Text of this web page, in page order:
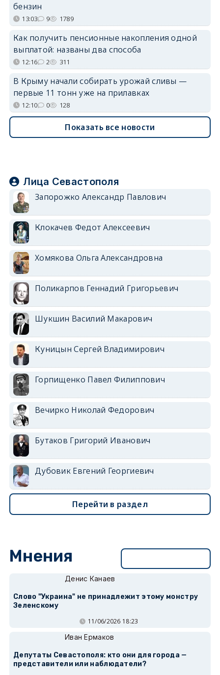
бензин
13:03 9 1789
Как получить пенсионные накопления одной
выплатой: названы два способа
12:16 2 311
В Крыму начали собирать урожай сливы —
первые 11 тонн уже на прилавках
12:10 0 128
Показать все новости
Лица Севастополя
Запорожко Александр Павлович
Клокачев Федот Алексеевич
Хомякова Ольга Александровна
Поликарпов Геннадий Григорьевич
Шукшин Василий Макарович
Куницын Сергей Владимирович
Горпищенко Павел Филиппович
Вечирко Николай Федорович
Бутаков Григорий Иванович
Дубовик Евгений Георгиевич
Перейти в раздел
Мнения
Денис Канаев
Слово "Украина" не принадлежит этому монстру
Зеленскому
11/06/2026 18:23
Иван Ермаков
Депутаты Севастополя: кто они для города —
представители или наблюдатели?